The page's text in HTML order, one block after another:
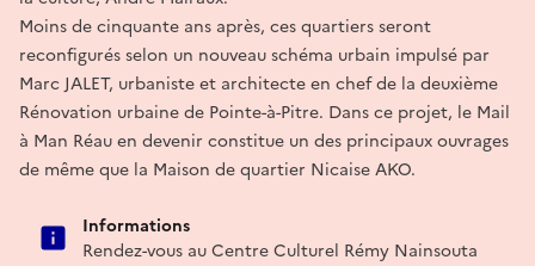
Moins de cinquante ans après, ces quartiers seront
reconfigurés selon un nouveau schéma urbain impulsé par
Marc JALET, urbaniste et architecte en chef de la deuxième
Rénovation urbaine de Pointe-à-Pitre. Dans ce projet, le Mail
à Man Réau en devenir constitue un des principaux ouvrages
de même que la Maison de quartier Nicaise AKO.
Informations
Rendez-vous au Centre Culturel Rémy Nainsouta